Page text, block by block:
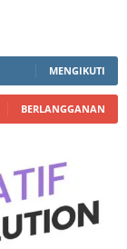
MENGIKUTI
BERLANGGANAN